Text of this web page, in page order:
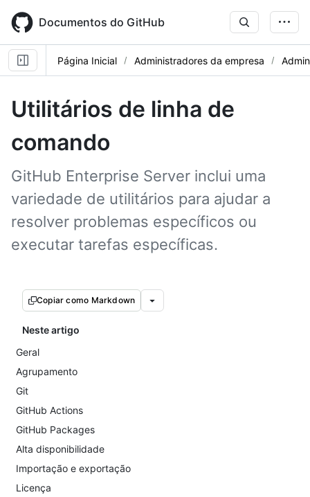
main
content
Documentos do GitHub
Página Inicial Administradores da empresa
Utilitários de linha de
comando
GitHub Enterprise Server inclui uma
variedade de utilitários para ajudar a
resolver problemas específicos ou
executar tarefas específicas.
Copiar como Markdown
Neste artigo
Geral
Agrupamento
Git
GitHub Actions
GitHub Packages
Alta disponibilidade
Importação e exportação
Licença